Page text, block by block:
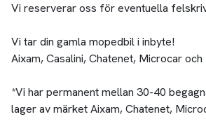
Vi reserverar oss för eventuella
Vi tar din gamla mopedbil i inbyte!
Aixam, Casalini, Chatenet, Microcar och
*Vi har permanent mellan 30-40
lager av märket Aixam, Chatenet,